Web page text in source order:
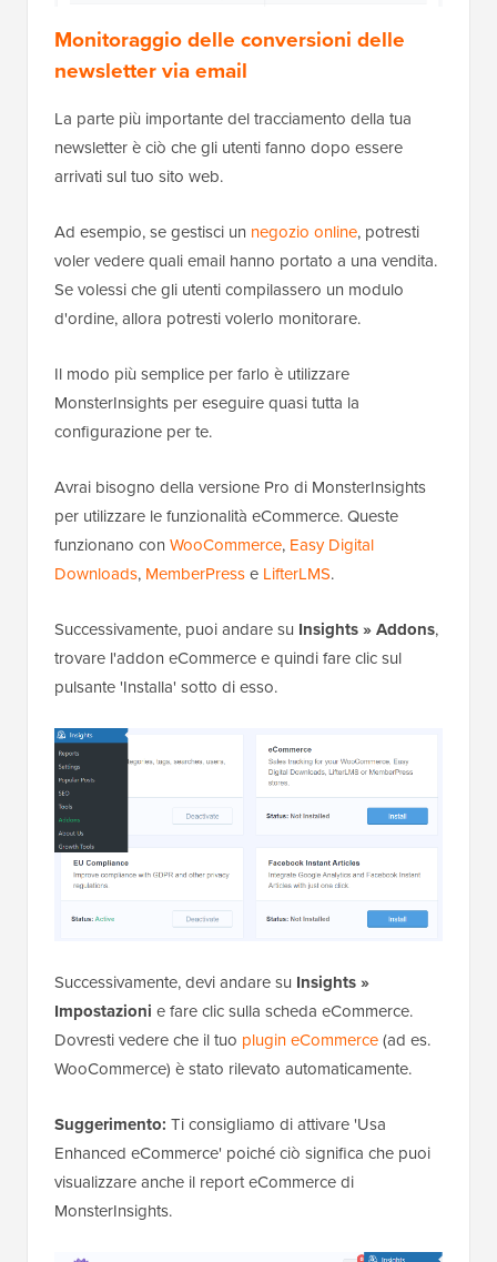
Monitoraggio delle conversioni delle
newsletter via email
La parte più importante del tracciamento della tua
newsletter è ciò che gli utenti fanno dopo essere
arrivati sul tuo sito web.
Ad esempio, se gestisci un negozio online, potresti
voler vedere quali email hanno portato a una vendita.
Se volessi che gli utenti compilassero un modulo
d'ordine, allora potresti volerlo monitorare.
Il modo più semplice per farlo è utilizzare
MonsterInsights per eseguire quasi tutta la
configurazione per te.
Avrai bisogno della versione Pro di MonsterInsights
per utilizzare le funzionalità eCommerce. Queste
funzionano con WooCommerce, Easy Digital
Downloads, MemberPresse LifterLMS.
Successivamente, puoi andare su Insights » Addons,
trovare l'addon eCommerce e quindi fare clic sul
pulsante 'Installa' sotto di esso.
Successivamente, devi andare su Insights »
Impostazioni e fare clic sulla scheda eCommerce.
Dovresti vedere che il tuo plugin eCommerce(ad es.
WooCommerce) è stato rilevato automaticamente.
Suggerimento: Ti consigliamo di attivare 'Usa
Enhanced eCommerce' poiché ciò significa che puoi
visualizzare anche il report eCommerce di
MonsterInsights.